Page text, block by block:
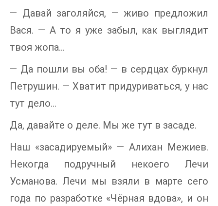
— Давай заголяйся, — живо предложил
Вася. — А то я уже забыл, как выглядит
твоя жопа...
— Да пошли вы оба! — в сердцах буркнул
Петрушин. — Хватит придуриваться, у нас
тут дело...
Да, давайте о деле. Мы же тут в засаде.
Наш «засадируемый» — Алихан Межиев.
Некогда подручный некоего Лечи
Усманова. Лечи мы взяли в марте сего
года по разработке «Чёрная вдова», и он